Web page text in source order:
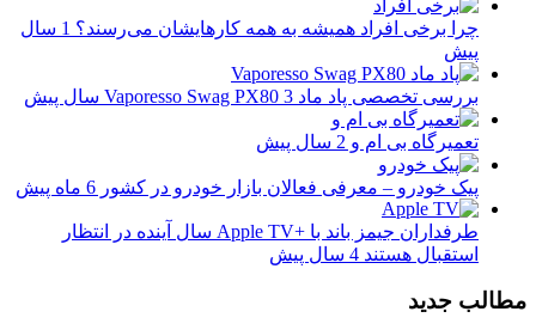
چرا برخی افراد همیشه به همه کارهایشان می‌رسند؟
1 سال
پیش
بررسی تخصصی پاد ماد Vaporesso Swag PX80 3 سال پیش
تعمیرگاه بی ام و 2 سال پیش
پیک خودرو – معرفی فعالان بازار خودرو در کشور 6 ماه پیش
طرفداران جیمز باند با +Apple TV سال آینده در انتظار
استقبال هستند 4 سال پیش
مطالب جدید